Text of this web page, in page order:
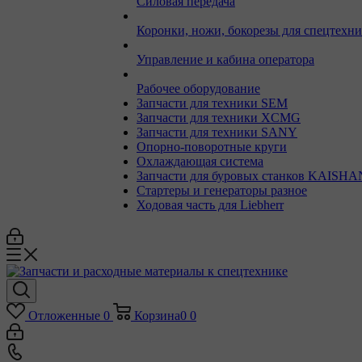
Коронки, ножи, бокорезы для
Управление и кабина оператора
Рабочее оборудование
Запчасти для техники SEM
Запчасти для техники XCMG
Запчасти для техники SANY
Опорно-поворотные круги
Охлаждающая система
Запчасти для буровых станков
Стартеры и генераторы разное
Ходовая часть для Liebherr
Отложенные 0 Корзина0 0